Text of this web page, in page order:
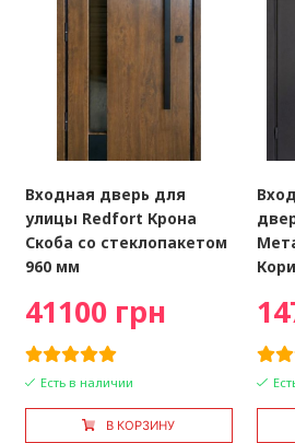
Входная дверь для
улицы Redfort Крона
Скоба со стеклопакетом
960 мм
41100 грн
Есть в наличии
В КОРЗИНУ